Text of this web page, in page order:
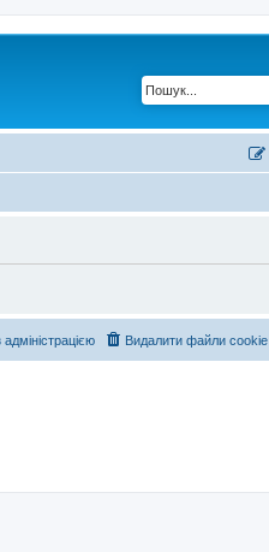
Видалити файли cookie